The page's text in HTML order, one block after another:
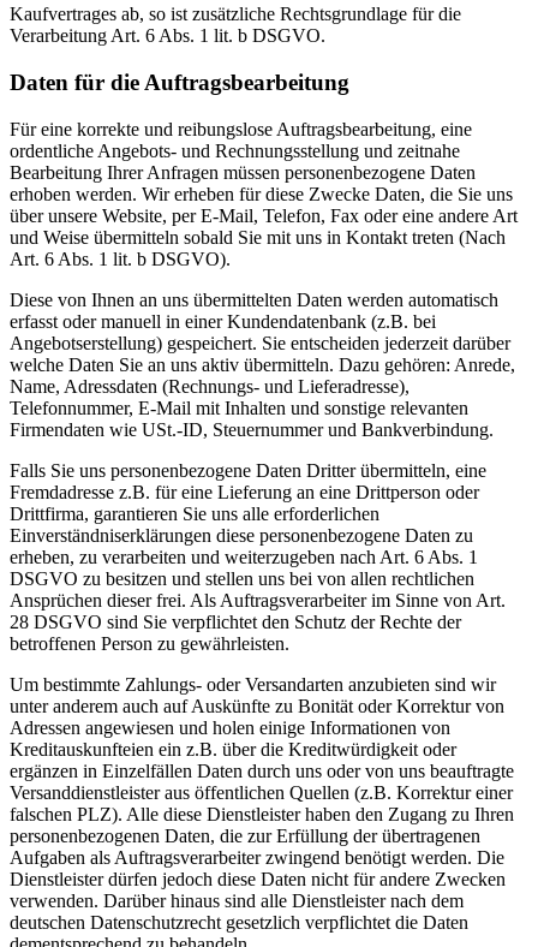
Kaufvertrages ab, so ist zusätzliche Rechtsgrundlage für die
Verarbeitung Art. 6 Abs. 1 lit. b DSGVO.
Daten für die Auftragsbearbeitung
Für eine korrekte und reibungslose Auftragsbearbeitung, eine
ordentliche Angebots- und Rechnungsstellung und zeitnahe
Bearbeitung Ihrer Anfragen müssen personenbezogene Daten
erhoben werden. Wir erheben für diese Zwecke Daten, die Sie uns
über unsere Website, per E-Mail, Telefon, Fax oder eine andere Art
und Weise übermitteln sobald Sie mit uns in Kontakt treten (Nach
Art. 6 Abs. 1 lit. b DSGVO).
Diese von Ihnen an uns übermittelten Daten werden automatisch
erfasst oder manuell in einer Kundendatenbank (z.B. bei
Angebotserstellung) gespeichert. Sie entscheiden jederzeit darüber
welche Daten Sie an uns aktiv übermitteln. Dazu gehören: Anrede,
Name, Adressdaten (Rechnungs- und Lieferadresse),
Telefonnummer, E-Mail mit Inhalten und sonstige relevanten
Firmendaten wie USt.-ID, Steuernummer und Bankverbindung.
Falls Sie uns personenbezogene Daten Dritter übermitteln, eine
Fremdadresse z.B. für eine Lieferung an eine Drittperson oder
Drittfirma, garantieren Sie uns alle erforderlichen
Einverständniserklärungen diese personenbezogene Daten zu
erheben, zu verarbeiten und weiterzugeben nach Art. 6 Abs. 1
DSGVO zu besitzen und stellen uns bei von allen rechtlichen
Ansprüchen dieser frei. Als Auftragsverarbeiter im Sinne von Art.
28 DSGVO sind Sie verpflichtet den Schutz der Rechte der
betroffenen Person zu gewährleisten.
Um bestimmte Zahlungs- oder Versandarten anzubieten sind wir
unter anderem auch auf Auskünfte zu Bonität oder Korrektur von
Adressen angewiesen und holen einige Informationen von
Kreditauskunfteien ein z.B. über die Kreditwürdigkeit oder
ergänzen in Einzelfällen Daten durch uns oder von uns beauftragte
Versanddienstleister aus öffentlichen Quellen (z.B. Korrektur einer
falschen PLZ). Alle diese Dienstleister haben den Zugang zu Ihren
personenbezogenen Daten, die zur Erfüllung der übertragenen
Aufgaben als Auftragsverarbeiter zwingend benötigt werden. Die
Dienstleister dürfen jedoch diese Daten nicht für andere Zwecken
verwenden. Darüber hinaus sind alle Dienstleister nach dem
deutschen Datenschutzrecht gesetzlich verpflichtet die Daten